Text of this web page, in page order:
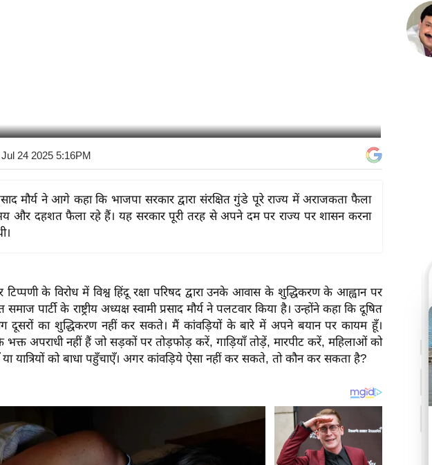
24 2025 5:16PM
मौर्य ने आगे कहा कि भाजपा सरकार द्वारा संरक्षित गुंडे पूरे राज्य में अराजकता फैला
और दहशत फैला रहे हैं। यह सरकार पूरी तरह से अपने दम पर राज्य पर शासन करना
टिप्पणी के विरोध में विश्व हिंदू रक्षा परिषद द्वारा उनके आवास के शुद्धिकरण के आह्वान पर
समाज पार्टी के राष्ट्रीय अध्यक्ष स्वामी प्रसाद मौर्य ने पलटवार किया है। उन्होंने कहा कि दूषित
दूसरों का शुद्धिकरण नहीं कर सकते। मैं कांवड़ियों के बारे में अपने बयान पर कायम हूँ।
भक्त अपराधी नहीं हैं जो सड़कों पर तोड़फोड़ करें, गाड़ियाँ तोड़ें, मारपीट करें, महिलाओं को
यात्रियों को बाधा पहुँचाएँ। अगर कांवड़िये ऐसा नहीं कर सकते, तो कौन कर सकता है?